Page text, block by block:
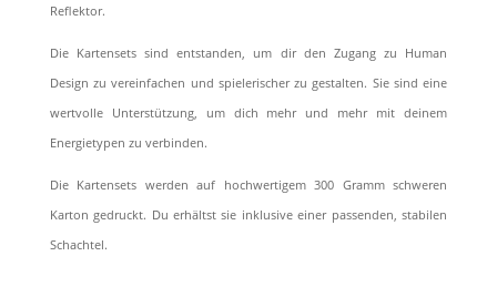
Reflektor.
Die Kartensets sind entstanden, um dir den Zugang zu Human
Design zu vereinfachen und spielerischer zu gestalten. Sie sind eine
wertvolle Unterstützung, um dich mehr und mehr mit deinem
Energietypen zu verbinden.
Die Kartensets werden auf hochwertigem 300 Gramm schweren
Karton gedruckt. Du erhältst sie inklusive einer passenden, stabilen
Schachtel.